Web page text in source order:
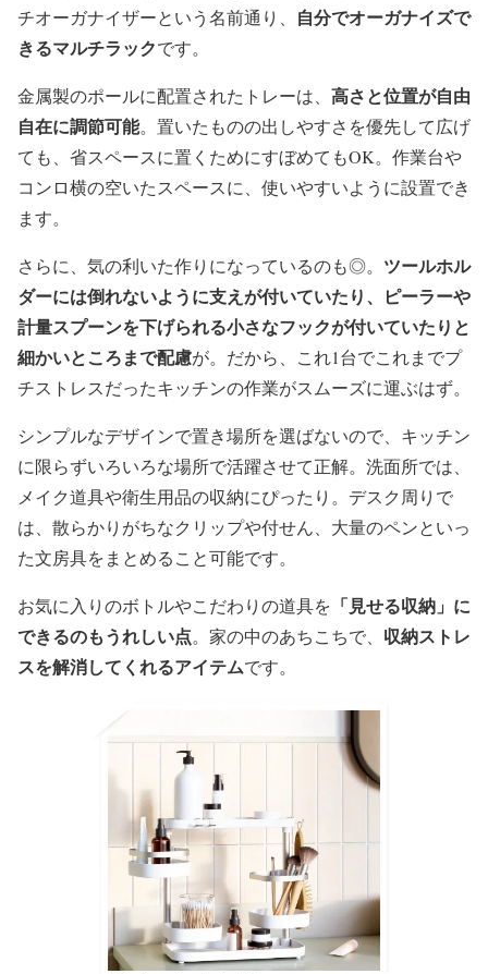
チオーガナイザーという名前通り、 自分でオーガナイズで
きるマルチラックです。
金属製のポールに配置されたトレーは、 高さと位置が自由
自在に調節可能。置いたものの出しやすさを優先して広げ
ても、省スペースに置くためにすぼめてもOK。作業台や
コンロ横の空いたスペースに、使いやすいように設置でき
ます。
さらに、気の利いた作りになっているのも◎。 ツールホル
ダーには倒れないように支えが付いていたり、ピーラーや
計量スプーンを下げられる小さなフックが付いていたりと
細かいところまで配慮が。だから、これ1台でこれまでプ
チストレスだったキッチンの作業がスムーズに運ぶはず。
シンプルなデザインで置き場所を選ばないので、キッチン
に限らずいろいろな場所で活躍させて正解。洗面所では、
メイク道具や衛生用品の収納にぴったり。デスク周りで
は、散らかりがちなクリップや付せん、大量のペンといっ
た文房具をまとめること可能です。
お気に入りのボトルやこだわりの道具を 「見せる収納」に
できるのもうれしい点。家の中のあちこちで、 収納ストレ
スを解消してくれるアイテムです。